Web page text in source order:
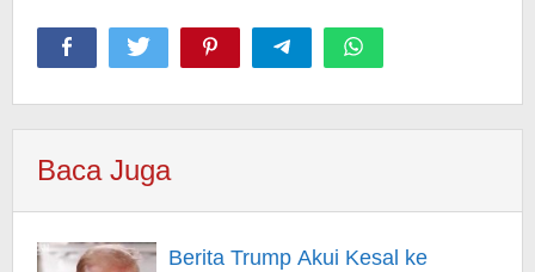
Baca Juga
Berita Trump Akui Kesal ke